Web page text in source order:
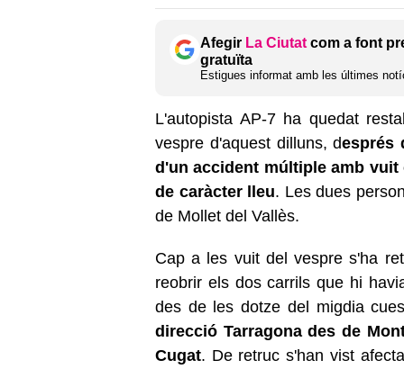
Afegir La Ciutat com a font
gratuïta
Estigues informat amb les últimes
L'autopista AP-7 ha quedat
vespre d'aquest dilluns, després
d'un accident múltiple amb
de caràcter lleu. Les dues
de Mollet del Vallès.
Cap a les vuit del vespre s'ha
reobrir els dos carrils que hi
des de les dotze del migdia
direcció Tarragona des de
Cugat. De retruc s'han vist